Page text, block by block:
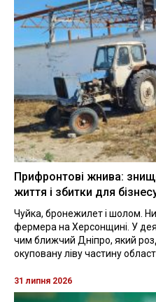
Прифронтові жнива:
життя і збитки для
Чуйка, бронежилет і шолом.
фермера на Херсонщині. У
чим ближчий Дніпро, який
окуповану ліву частину
31 липня 2026